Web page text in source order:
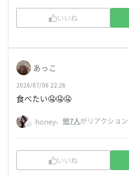
いいね
あっこ
2026/07/06 22:26
食べたい🤤🤤🤤
honey、 他7人がリアクション
いいね